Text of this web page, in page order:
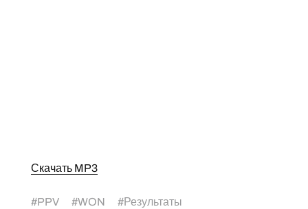
Скачать MP3
#PPV #WON #Результаты